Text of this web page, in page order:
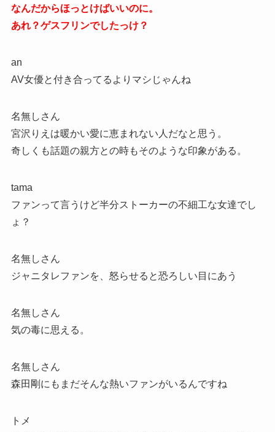
なんだからほっとけばいいのに。
あれ？ゲスフリンでしたっけ？
an
AV女優と付き合ってるよりマシじゃんね
名無しさん
宮沢りえは暖かい愛に恵まれない人だなと思う。
奇しくも話題の親方との時もそのような印象がある。
tama
ファンって言うけど半分ストーカーの不細工な女達でし
ょ？
名無しさん
ジャニタレファンを、怒らせると恐ろしい目にあう
名無しさん
気の毒に思える。
名無しさん
森田剛にもまだそんな熱いファンがいるんですね
トメ